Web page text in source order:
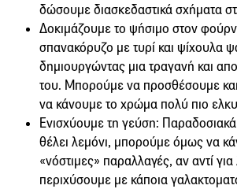
δώσουμε διασκεδαστικά σχήματα
Δοκιμάζουμε το ψήσιμο στον
σπανακόρυζο με τυρί και ψίχουλα
δημιουργώντας μια τραγανή και
του. Μπορούμε να προσθέσουμε και
να κάνουμε το χρώμα πολύ πιο
Ενισχύουμε τη γεύση:
θέλει λεμόνι, μπορούμε όμως να
«νόστιμες» παραλλαγές, αν αντί για
περιχύσουμε με κάποια